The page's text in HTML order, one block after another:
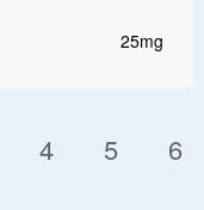
25mg
4 5 6